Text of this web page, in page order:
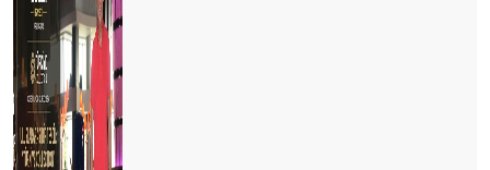
COVID-19 ve YENi DÜNYA DÜZENiNDE TURiZM
CORONA KAYIPLARIMIZ...
TAŞ MI YiYELiM..?
zambia zimbabwe botswana